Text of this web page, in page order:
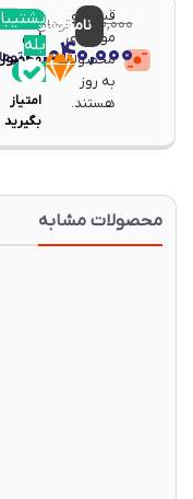
قیمت و
موجودی
محصولات
به روز
هستند.
۳,۶۱۰,۰۰۰ تومان
۳,۰۴۰,۰۰۰تومان
ناموجودبا خرید
این
محصول
۶۰
امتیاز
بگیرید
پشتیبانی
بله
محصولات مشابه